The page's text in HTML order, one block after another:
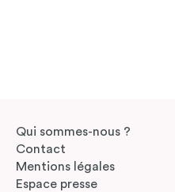
Qui sommes-nous ?
Contact
Mentions légales
Espace presse